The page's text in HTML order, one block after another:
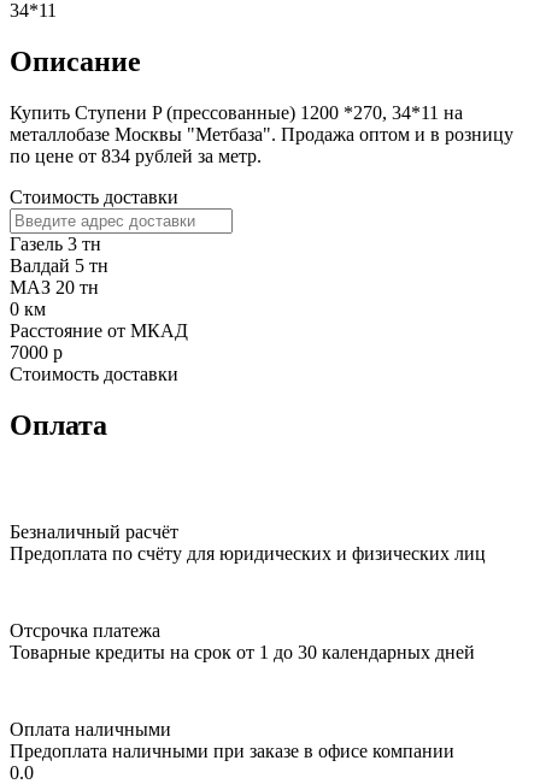
34*11
Описание
Купить Ступени P (прессованные) 1200 *270, 34*11 на
металлобазе Москвы "Метбаза". Продажа оптом и в розницу
по цене от 834 рублей за метр.
Стоимость доставки
Газель 3 тн
Валдай 5 тн
МАЗ 20 тн
0 км
Расстояние от МКАД
7000 р
Стоимость доставки
Оплата
Безналичный расчёт
Предоплата по счёту для юридических и физических лиц
Отсрочка платежа
Товарные кредиты на срок от 1 до 30 календарных дней
Оплата наличными
Предоплата наличными при заказе в офисе компании
0.0